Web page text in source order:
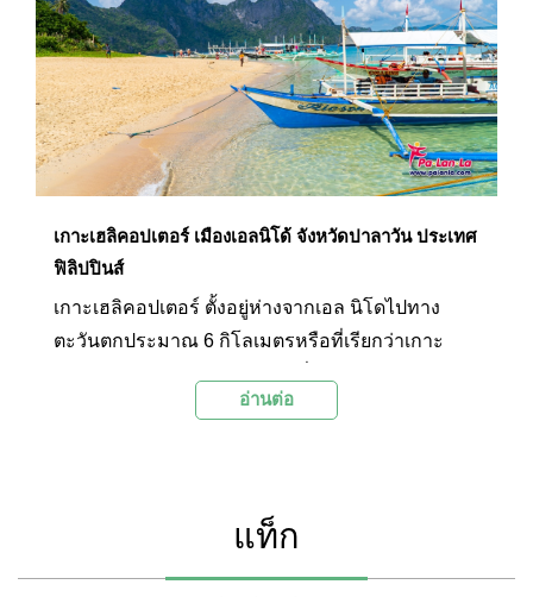
เกาะเฮลิคอปเตอร์ เมืองเอลนิโด้ จังหวัดปาลาวัน ประเทศ
ฟิลิปปินส์
เกาะเฮลิคอปเตอร์ ตั้งอยู่ห่างจากเอล นิโดไปทาง
ตะวันตกประมาณ 6 กิโลเมตรหรือที่เรียกว่าเกาะ
ระยะไกล เกาะที่มีเอกลักษณ์เฉพาะตัวนี้รวมอยู่ในEl
สำหรับการว่ายน้ำ ดำน้ำตื้นและดำน้ำ
อ่านต่อ
แท็ก